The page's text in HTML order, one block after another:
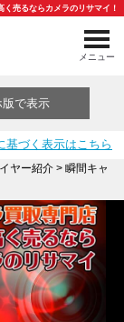
売るならカメラのリサマイ！
メニュー
版で表示
基づく表示はこちら
ヤー紹介> 瞬間キャ